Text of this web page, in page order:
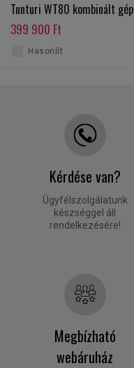
Tunturi WT80 kombinált gép
399 900 Ft
Hasonlít
Kérdése van?
Ügyfélszolgálatunk
készséggel áll
rendelkezésére!
Megbízható
webáruház